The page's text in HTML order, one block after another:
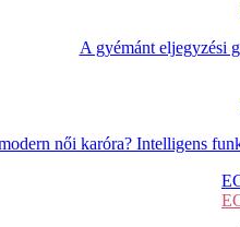
A gyémánt eljegyzési
női karóra? Intelligens